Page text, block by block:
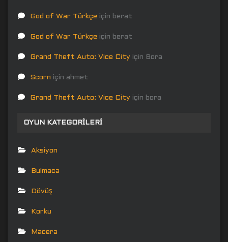
God of War Türkçe için berat
God of War Türkçe için berat
Grand Theft Auto: Vice City için Bora
Scorn için ahmet
Grand Theft Auto: Vice City için bora
OYUN KATEGORILERI
Aksiyon
Bulmaca
Dövüş
Korku
Macera